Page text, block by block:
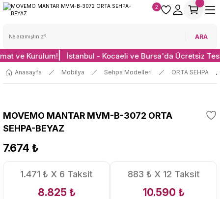
ARA
2
ve Kurulum! İstanbul - Kocaeli ve Bursa'da Ücretsiz
Anasayfa Mobilya Sehpa Modelleri ORTA SEHPA
MOVEMO MANTAR MVM-B-3072 ORTA
SEHPA-BEYAZ
7.674 ₺
1.471 ₺ X 6 Taksit
8.825 ₺
883 ₺ X 12 Taksit
10.590 ₺